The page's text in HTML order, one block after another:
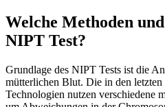
Welche Methoden
NIPT Test?
Grundlage des NIPT Tests ist die
mütterlichen Blut. Die in den letzten
Technologien nutzen verschiedene